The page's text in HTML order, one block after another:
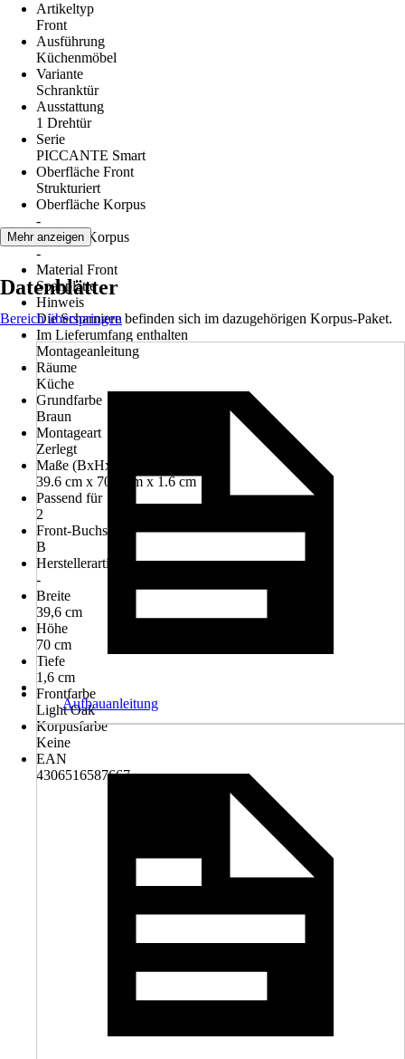
Artikeltyp
Front
Ausführung
Küchenmöbel
Variante
Schranktür
Ausstattung
1 Drehtür
Serie
PICCANTE Smart
Oberfläche Front
Strukturiert
Oberfläche Korpus
-
Material Korpus
-
Material Front
Spanplatte
Hinweis
Die Scharniere befinden sich im dazugehörigen Korpus-Paket.
Im Lieferumfang enthalten
Montageanleitung
Räume
Küche
Grundfarbe
Braun
Montageart
Zerlegt
Maße (BxHxT)
39.6 cm x 70.0 cm x 1.6 cm
Passend für
2
Front-Buchstabe
B
Herstellerartikelnummer
-
Breite
39,6 cm
Höhe
70 cm
Tiefe
1,6 cm
Frontfarbe
Light Oak
Korpusfarbe
Keine
EAN
4306516587667
Mehr anzeigen
Datenblätter
Bereich überspringen
Aufbauanleitung